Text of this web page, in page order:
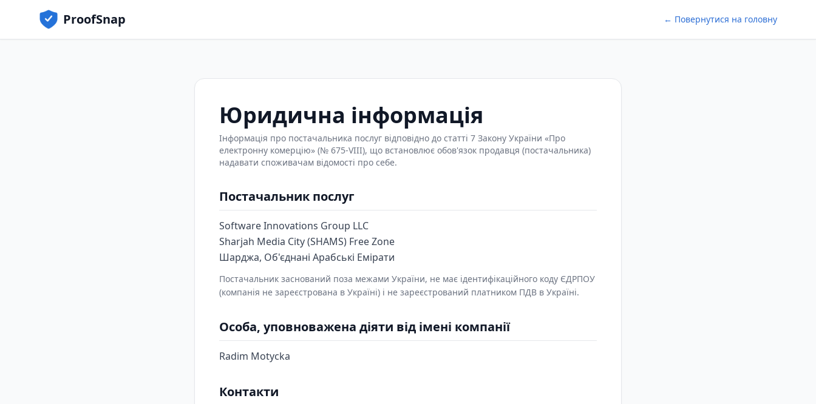
ProofSnap ← Повернутися на головну
Юридична інформація
Інформація про постачальника послуг відповідно до статті 7 Закону України «Про
електронну комерцію» (№ 675-VIII), що встановлює обов'язок продавця (постачальника)
надавати споживачам відомості про себе.
Постачальник послуг
Software Innovations Group LLC
Sharjah Media City (SHAMS) Free Zone
Шарджа, Об'єднані Арабські Емірати
Постачальник заснований поза межами України, не має ідентифікаційного коду ЄДРПОУ
(компанія не зареєстрована в Україні) і не зареєстрований платником ПДВ в Україні.
Особа, уповноважена діяти від імені компанії
Radim Motycka
Контакти